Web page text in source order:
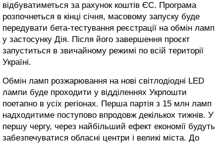
відбуватиметься за рахунок коштів ЄС. Програма
розпочнеться в кінці січня, масовому запуску буде
передувати бета-тестування реєстрації на обмін ламп
у застосунку Дія. Після його завершення проєкт
запуститься в звичайному режимі по всій території
Україні.
Обмін ламп розжарювання на нові світлодіодні LED
лампи буде проходити у відділеннях Укрпошти
поетапно в усіх регіонах. Перша партія з 15 млн ламп
надходитиме поступово впродовж декількох тижнів. У
першу чергу, через найбільший ефект економії будуть
забезпечуватися обласні центри і великі міста. До